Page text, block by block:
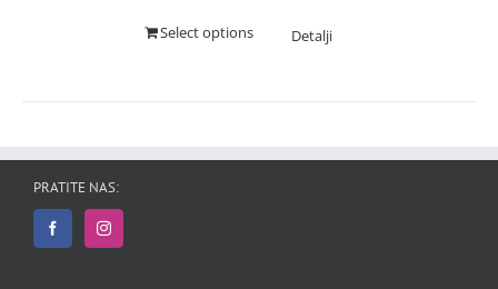
Select options
PRATITE NAS: